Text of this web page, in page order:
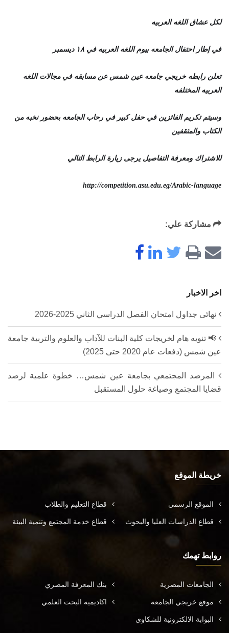
لكل عشاق اللغه العربيه
في إطار احتفال الجامعه بيوم اللغه العربيه في ١٨ ديسمبر
تعلن رابطه خريجي جامعه عين شمس عن مسابقه في مجالات اللغه
العربيه المختلفه
وسيتم تكريم الفائزين في حفل كبير في رحاب الجامعه بحضور نخبه من
الكتاب والمثقفين
للاشتراك ومعرفة التفاصيل يرجى زيارة الرابط التالي
http://competition.asu.edu.eg/Arabic-language
مشاركة علي:
اخر الاخبار
نهائى جداول امتحان الفصل الدراسي الثاني 2025-2026
📢 تنويه هام لخريجات كلية البنات للآداب والعلوم والتربية جامعة
عين شمس (دفعات عام 2020 حتى 2025)
المرصد المجتمعي بجامعة عين شمس… خطوة علمية لرصد
قضايا المجتمع وصياغة حلول المستقبل
خريطة الموقع
الموقع الرسمي قطاع التعليم والطلاب
قطاع الدراسات العليا والبحوث قطاع خدمة المجتمع وتنمية البيئة
روابط تهمك
الجامعات المصرية بنك المعرفة المصري
موقع خريجي الجامعة اكاديمية البحث العلمي
البوابة الالكترونية للشكاوي